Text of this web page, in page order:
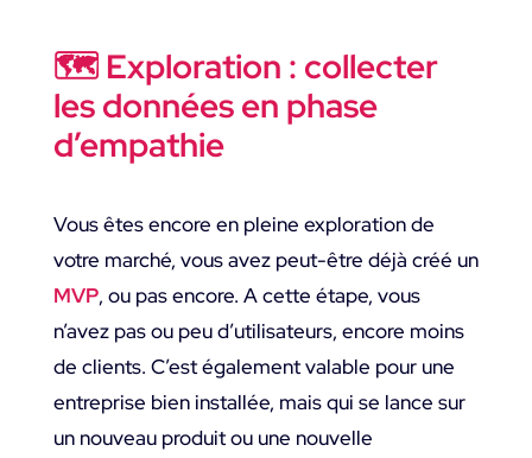
🗺 Exploration : collecter
les données en phase
d’empathie
Vous êtes encore en pleine exploration de
votre marché, vous avez peut-être déjà créé un
MVP, ou pas encore. A cette étape, vous
n’avez pas ou peu d’utilisateurs, encore moins
de clients. C’est également valable pour une
entreprise bien installée, mais qui se lance sur
un nouveau produit ou une nouvelle